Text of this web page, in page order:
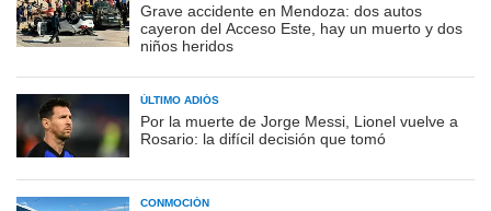
Grave accidente en Mendoza: dos autos
cayeron del Acceso Este, hay un muerto y dos
niños heridos
ÚLTIMO ADIÓS
Por la muerte de Jorge Messi, Lionel vuelve a
Rosario: la difícil decisión que tomó
CONMOCIÓN